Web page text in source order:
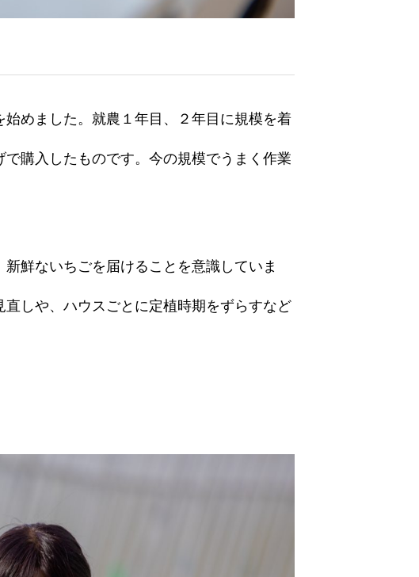
めました。就農１年目、２年目に規模を着
購入したものです。今の規模でうまく作業
鮮ないちごを届けることを意識していま
しや、ハウスごとに定植時期をずらすなど